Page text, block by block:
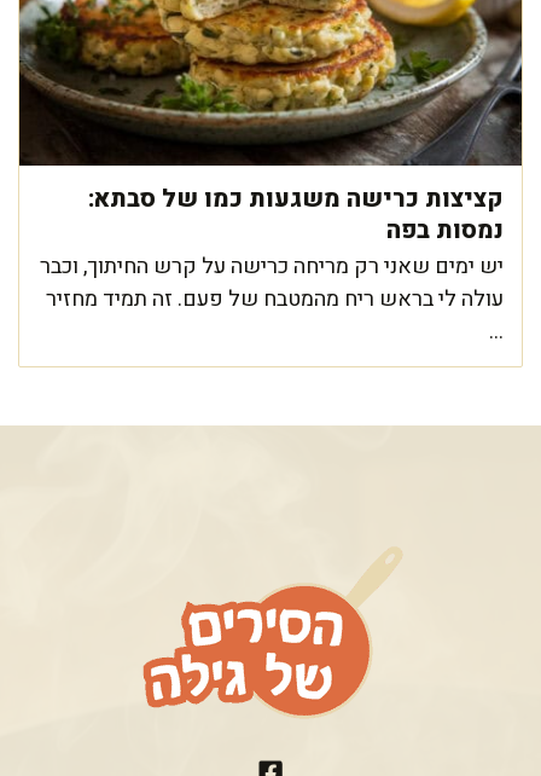
קציצות כרישה משגעות כמו של סבתא:
נמסות בפה
יש ימים שאני רק מריחה כרישה על קרש החיתוך, וכבר
עולה לי בראש ריח מהמטבח של פעם. זה תמיד מחזיר
...